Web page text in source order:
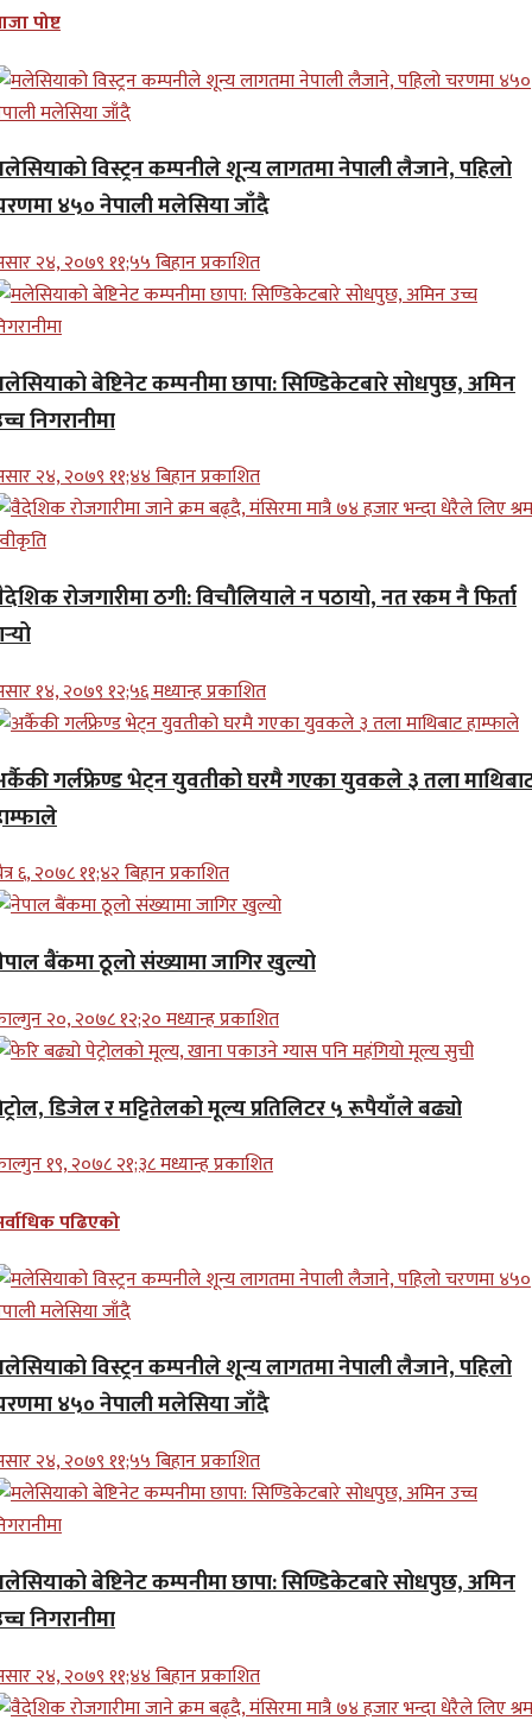
पोष्ट
विस्ट्रन कम्पनीले शून्य लागतमा नेपाली लैजाने, पहिलो
४५० नेपाली मलेसिया जाँदै
२४, २०७९ ११;५५ बिहान प्रकाशित
बेष्टिनेट कम्पनीमा छापा: सिण्डिकेटबारे सोधपुछ, अमिन
निगरानीमा
२४, २०७९ ११;४४ बिहान प्रकाशित
रोजगारीमा ठगी: विचौलियाले न पठायो, नत रकम नै फिर्ता
१४, २०७९ १२;५६ मध्यान्ह प्रकाशित
गर्लफ्रेण्ड भेट्न युवतीको घरमै गएका युवकले ३ तला
६, २०७८ ११;४२ बिहान प्रकाशित
बैंकमा ठूलो संख्यामा जागिर खुल्यो
२०, २०७८ १२;२० मध्यान्ह प्रकाशित
डिजेल र मट्टितेलको मूल्य प्रतिलिटर ५ रूपैयाँले बढ्यो
१९, २०७८ २१;३८ मध्यान्ह प्रकाशित
पढिएको
विस्ट्रन कम्पनीले शून्य लागतमा नेपाली लैजाने, पहिलो
४५० नेपाली मलेसिया जाँदै
२४, २०७९ ११;५५ बिहान प्रकाशित
बेष्टिनेट कम्पनीमा छापा: सिण्डिकेटबारे सोधपुछ, अमिन
निगरानीमा
२४, २०७९ ११;४४ बिहान प्रकाशित